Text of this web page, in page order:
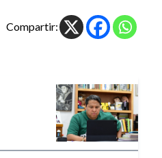
Compartir: